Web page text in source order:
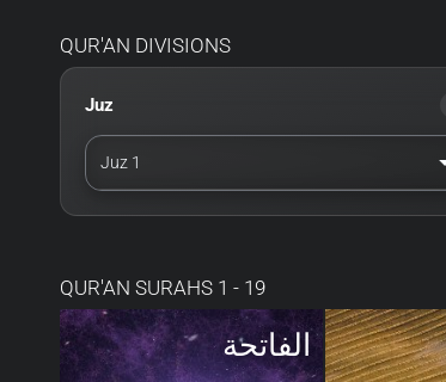
QUR'AN DIVISIONS
Juz
Juz 1
QUR'AN SURAHS 1 - 19
الفاتحة